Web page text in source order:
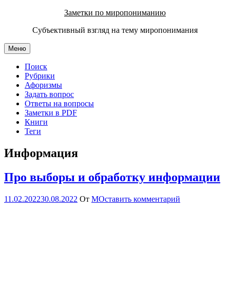
содержимому
Заметки по миропониманию
Субъективный взгляд на тему миропонимания
Меню
Поиск
Рубрики
Афоризмы
Задать вопрос
Ответы на вопросы
Заметки в PDF
Книги
Теги
Информация
Про выборы и обработку информации
11.02.202230.08.2022 От МОставить комментарий